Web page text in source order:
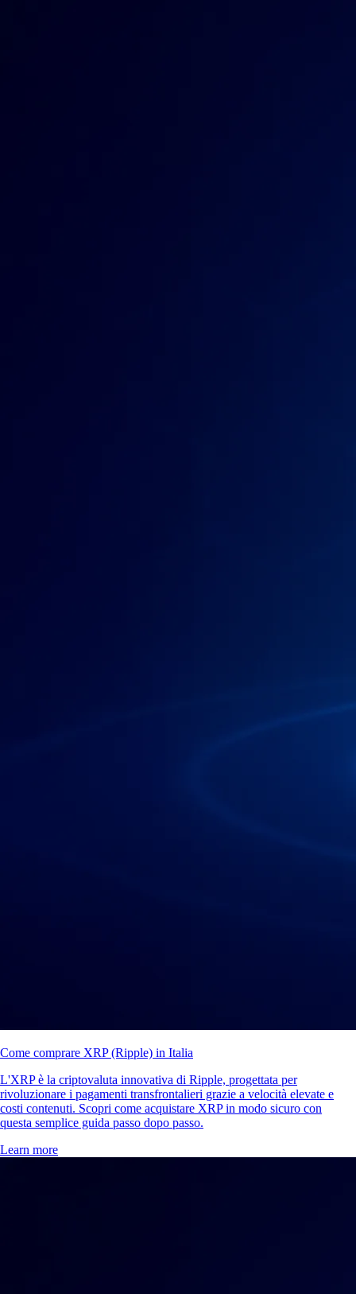
Come comprare XRP (Ripple) in Italia
L'XRP è la criptovaluta innovativa di Ripple, progettata per
rivoluzionare i pagamenti transfrontalieri grazie a velocità elevate e
costi contenuti. Scopri come acquistare XRP in modo sicuro con
questa semplice guida passo dopo passo.
Learn more